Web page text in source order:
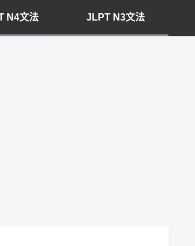
N4文法 JLPT N3文法